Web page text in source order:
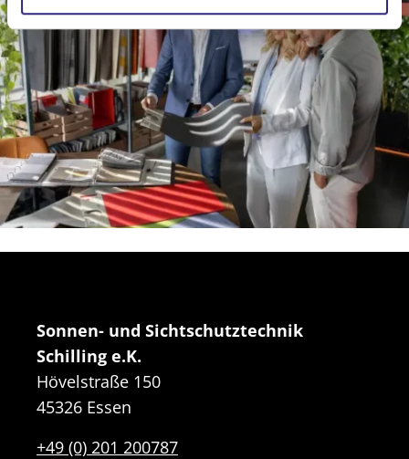
l
Sonnen- und Sichtschutztechnik
Schilling e.K.
Hövelstraße 150
45326 Essen
+49 (0) 201 200787